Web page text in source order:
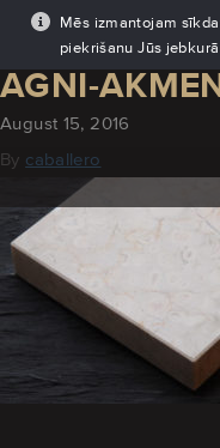
Mēs izmantojam
piekrišanu Jūs
AGNI-
August 15, 2016
By caballero